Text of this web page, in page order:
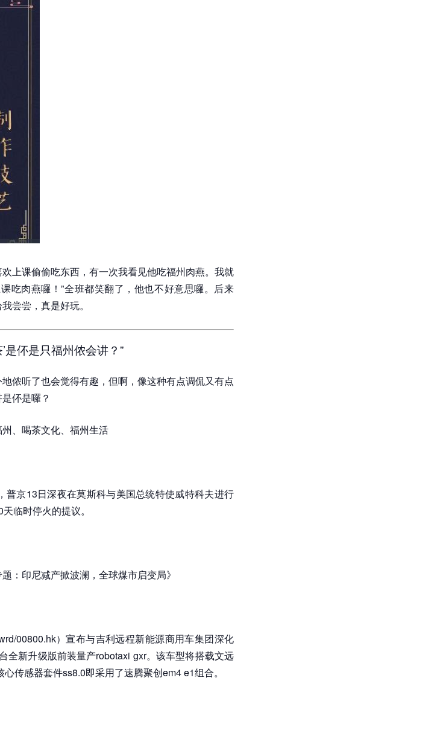
上课偷偷吃东西，有一次我看见他吃福州肉燕。我就
吃肉燕囉！”全班都笑翻了，他也不好意思囉。后来
尝尝，真是好玩。
是伓是只福州侬会讲？”
侬听了也会觉得有趣，但啊，像这种有点调侃又有点
伓是囉？
、喝茶文化、福州生活
普京13日深夜在莫斯科与美国总统特使威特科夫进行
临时停火的提议。
：印尼减产掀波澜，全球煤市启变局》
00800.hk）宣布与吉利远程新能源商用车集团深化
全新升级版前装量产robotaxi gxr。该车型将搭载文远
传感器套件ss8.0即采用了速腾聚创em4 e1组合。